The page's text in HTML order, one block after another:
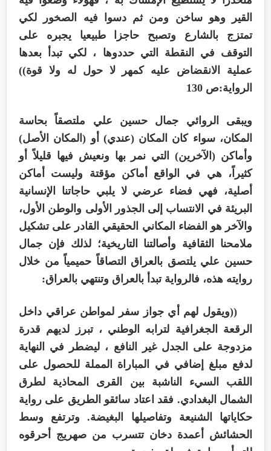
القير وهو ساخن ومن ثم دسوا فيه الصخور لكي
تمتزج بالشارع وتصبح حاجزا طبيعيا يجبره على
التوقف في النقطة التي حددوها ، لكي تبدأ بعدها
عملية الانقضاض عليه كمهر لا حول له ولا قوة))
الرواية:ص 130
ويبقى الروائي جمال حسين علي ملتصقاً بحاسة
المكان، سواء كان المكان (عندي) أو (المكان الأصل)
وأماكن (الآخرين) التي نمر بها ونعيش فيها قليلاً أو
كثيراً، هي في الواقع أماكن مؤقتة وليست أماكن
أصلية، فهي فضاء عرضي لا يلبي حاجاتنا الإنسانية
البريئة في الانتساب إلى الجذور الأولى والوطن الأول،
والآخر هو الفضاء المكاني الحقيقي القادر على تشكيل
ملامحنا الثقافية وأصالتنا التاريخية؛ لذلك فإن جمال
حسين علي يلتصق بالعراق التصاقاً حميمياً من خلال
روايته هذه، فالرواية تبدأ بالعراق وتنتهي بالعراق:
((ويقول لهم أي جواز سفر لمواطن عراقي داخل
الرقعة الجغرافية لترابه الوطني ، تبرز لديهم قدرة
مزدوجة على الجدل غير النافع ، ليضطر في النهاية
لدفع مبلغ إضافي في المباراة المملة للحصول على
اللقب السيء الناشبة بين القرى المحاذية لطرق
الشمال البغدادي. فقد اعتاد سائقو الطريق على رواية
حكاياتها الشنيعة وتفاصيلها البغيضة. وترتفع وسط
الحشائش أعمدة دخان تتسرب من صهريج أحرقوه